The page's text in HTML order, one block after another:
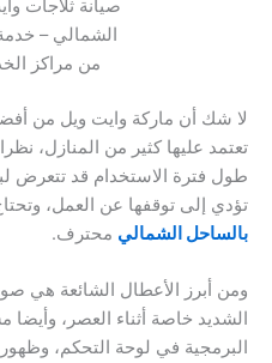
صيانة ثلاجات
الشمالي –
من مراكز
لا شك أن ماركة وايت ويل من
تعتمد عليها كثير من المنازل، نظرا
طول فترة الاستخدام قد تتعرض
تؤدي إلى توقفها عن العمل،
بالساحل الشمالي محترف.
ومن أبرز الأعطال الشائعة هي
الشديد خاصة أثناء العصر، وأيضا
البرمجية في لوحة التحكم،